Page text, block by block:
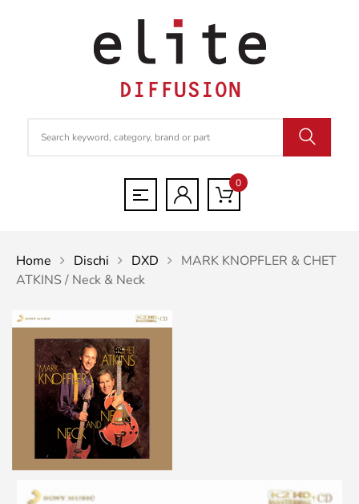
0
Home Dischi DXD
MARK KNOPFLER & CHET
ATKINS / Neck & Neck